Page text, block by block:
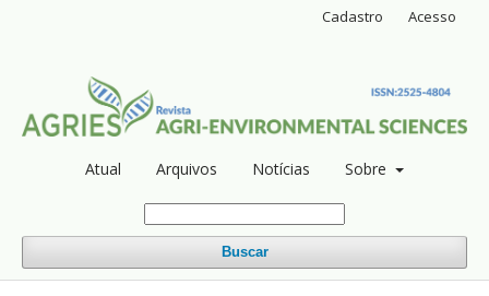
Atual Arquivos Notícias Sobre
Buscar
Cadastro Acesso